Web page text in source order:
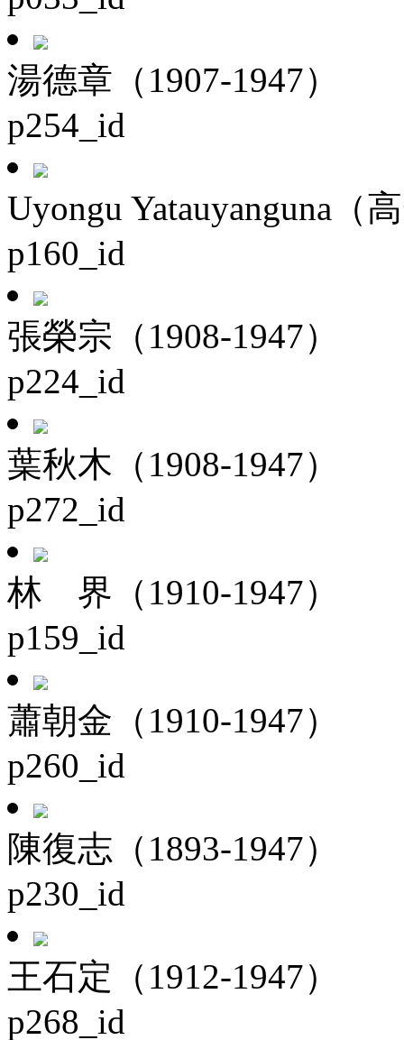
湯德章（1907-1947）
p254_id
Uyongu Yatauyanguna（
p160_id
張榮宗（1908-1947）
p224_id
葉秋木（1908-1947）
p272_id
林 界（1910-1947）
p159_id
蕭朝金（1910-1947）
p260_id
陳復志（1893-1947）
p230_id
王石定（1912-1947）
p268_id